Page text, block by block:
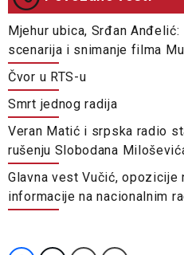
Mjehur ubica, Srđan
scenarija i snimanje filma
Čvor u RTS-u
Smrt jednog radija
Veran Matić i srpska radio
rušenju Slobodana
Glavna vest Vučić, opozicije
informacije na nacionalnim